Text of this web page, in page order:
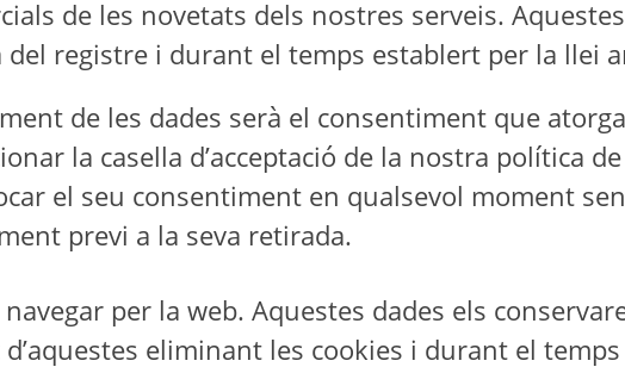
de les novetats dels nostres serveis.
del registre i durant el temps establert per la llei
de les dades serà el consentiment que
la casella d’acceptació de la nostra política
el seu consentiment en qualsevol moment
previ a la seva retirada.
per la web. Aquestes dades els
eliminant les cookies i durant el